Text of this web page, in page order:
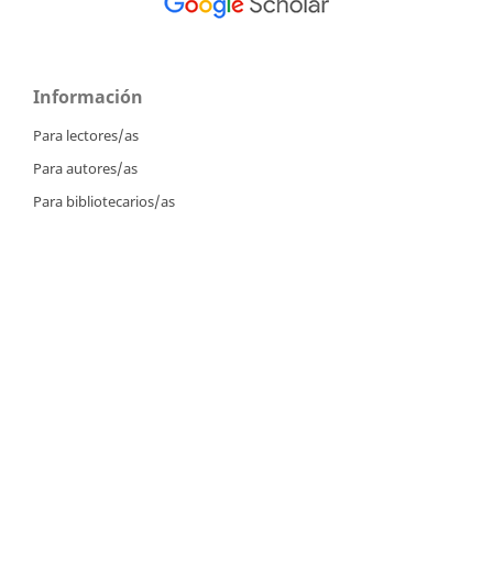
Información
Para lectores/as
Para autores/as
Para bibliotecarios/as